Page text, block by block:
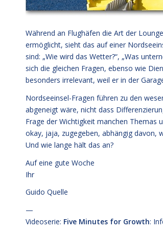
Während an Flughäfen die Art der
ermöglicht, sieht das auf einer
sind: „Wie wird das Wetter?“, „Was
sich die gleichen Fragen, ebenso wie
besonders irrelevant, weil er in der
Nordseeinsel-Fragen führen zu den
abgeneigt wäre, nicht dass
Frage der Wichtigkeit manchen Themas
okay, jaja, zugegeben, abhängig davon,
Und wie lange hält das an?
Auf eine gute Woche
Ihr
Guido Quelle
—
Videoserie: Five Minutes for Growth: